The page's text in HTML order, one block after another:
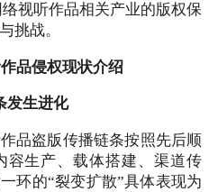
视听作品相关产业的版权保
挑战。
品侵权现状介绍
生进化
盗版传播链条按照先后顺
容生产、载体搭建、渠道传
环的“裂变扩散”具体表现为